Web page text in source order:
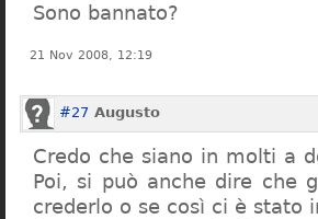
Sono bannato?
21 Nov 2008, 12:19
#27 Augusto
Credo che siano in molti a
Poi, si può anche dire
crederlo o se così ci è